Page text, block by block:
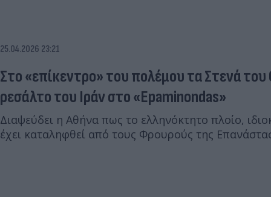
25.04.2026 23:21
Στο «επίκεντρο» του πολέμου τα Στενά
ρεσάλτο του Ιράν στο «Epaminondas»
Διαψεύδει η Αθήνα πως το ελληνόκτητο πλοίο,
έχει καταληφθεί από τους Φρουρούς της